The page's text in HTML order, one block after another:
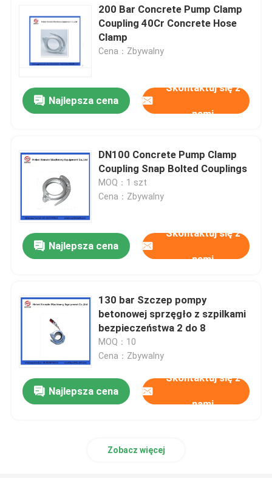
Dom
200 Bar Concrete Pump Clamp
Coupling 40Cr Concrete Hose
Clamp
Cena：Zbywalny
Najlepsza cena
Skontaktuj się z
nami
DN100 Concrete Pump Clamp
Coupling Snap Bolted Couplings
MOQ：1 szt
Cena：Zbywalny
Najlepsza cena
Skontaktuj się z
nami
130 bar Szczep pompy
betonowej sprzęgło z szpilkami
bezpieczeństwa 2 do 8
MOQ：10
Cena：Zbywalny
Najlepsza cena
Skontaktuj się z
nami
Zobacz więcej